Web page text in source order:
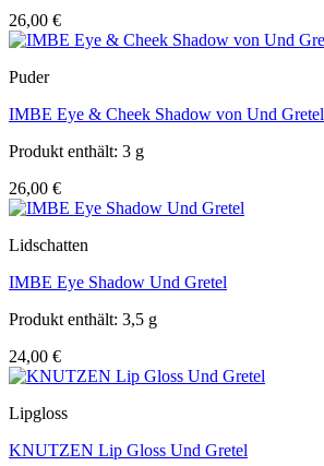
26,00 €
Puder
IMBE Eye & Cheek Shadow von Und Gretel
Produkt enthält: 3 g
26,00 €
Lidschatten
IMBE Eye Shadow Und Gretel
Produkt enthält: 3,5 g
24,00 €
Lipgloss
KNUTZEN Lip Gloss Und Gretel